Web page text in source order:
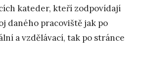
kateder, kteří zodpovídají
daného pracoviště jak po
a vzdělávací, tak po stránce